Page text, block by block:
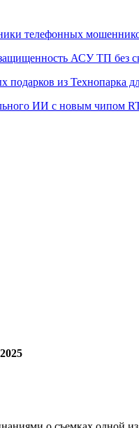
телефонных
АСУ ТП без
подарков из Технопарка
ИИ с новым чипом